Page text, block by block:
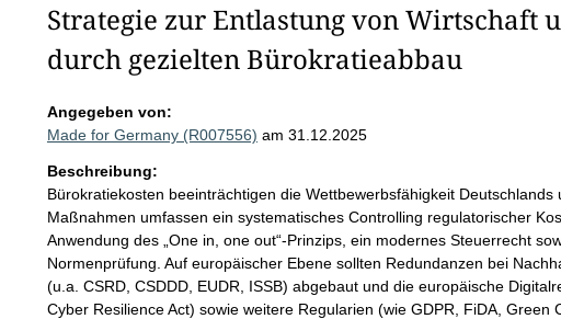
Strategie zur Entlastung von Wirtschaft
durch gezielten Bürokratieabbau
Angegeben von:
Made for Germany (R007556) am 31.12.2025
Beschreibung:
Bürokratiekosten beeinträchtigen die Wettbewerbsfähigkeit
Maßnahmen umfassen ein systematisches Controlling regulatorischer
Anwendung des „One in, one out“-Prinzips, ein modernes Steuerrecht
Normenprüfung. Auf europäischer Ebene sollten Redundanzen bei
(u.a. CSRD, CSDDD, EUDR, ISSB) abgebaut und die europäische
Cyber Resilience Act) sowie weitere Regularien (wie GDPR, FiDA, Green